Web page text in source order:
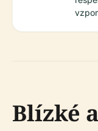
Blízké